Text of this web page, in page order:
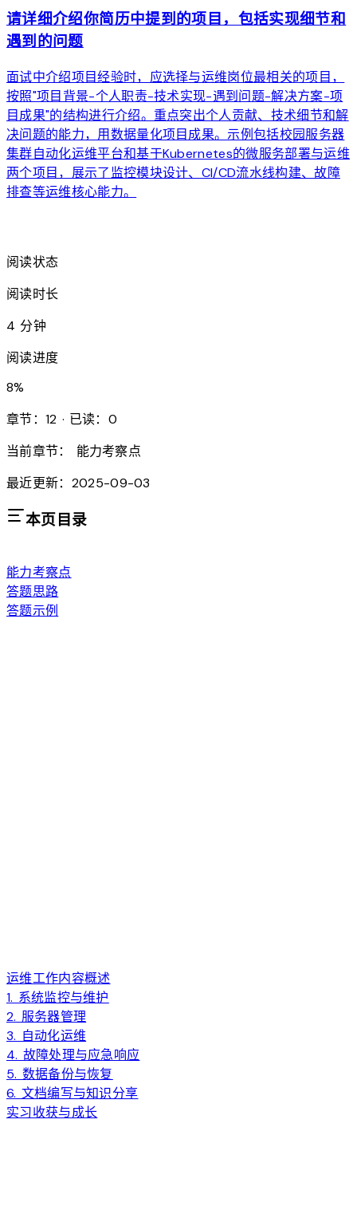
请详细介绍你简历中提到的项目，包括实现细节和
遇到的问题
面试中介绍项目经验时，应选择与运维岗位最相关的项目，
按照"项目背景-个人职责-技术实现-遇到问题-解决方案-项
目成果"的结构进行介绍。重点突出个人贡献、技术细节和解
决问题的能力，用数据量化项目成果。示例包括校园服务器
集群自动化运维平台和基于Kubernetes的微服务部署与运维
两个项目，展示了监控模块设计、CI/CD流水线构建、故障
排查等运维核心能力。
阅读状态
阅读时长
4 分钟
阅读进度
8%
章节：12 · 已读：0
当前章节：
能力考察点
最近更新：2025-09-03
本页目录
能力考察点
答题思路
答题示例
运维工作内容概述
1. 系统监控与维护
2. 服务器管理
3. 自动化运维
4. 故障处理与应急响应
5. 数据备份与恢复
6. 文档编写与知识分享
实习收获与成长